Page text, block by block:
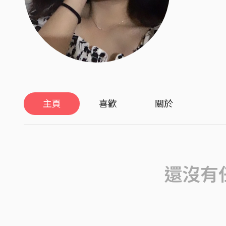
主頁 喜歡 關於
還沒有